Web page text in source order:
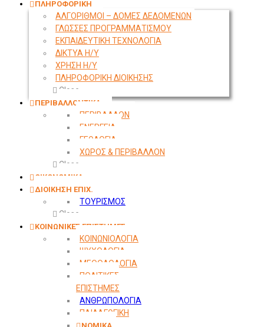
ΠΛΗΡΟΦΟΡΙΚΗ
ΑΛΓΟΡΙΘΜΟΙ – ΔΟΜΕΣ ΔΕΔΟΜΕΝΩΝ
ΓΛΩΣΣΕΣ ΠΡΟΓΡΑΜΜΑΤΙΣΜΟΥ
ΕΚΠΑΙΔΕΥΤΙΚΗ ΤΕΧΝΟΛΟΓΙΑ
ΔΙΚΤΥΑ Η/Υ
ΧΡΗΣΗ Η/Υ
ΠΛΗΡΟΦΟΡΙΚΗ ΔΙΟΙΚΗΣΗΣ
Close
ΠΕΡΙΒΑΛΛΟΝΤΙΚΑ
ΠΕΡΙΒΑΛΛΟΝ
ΕΝΕΡΓΕΙΑ
ΓΕΩΛOΓΙΑ
ΧΩΡΟΣ & ΠΕΡΙΒΑΛΛΟΝ
Close
ΟΙΚΟΝΟΜΙΚΑ
ΔΙΟΙΚΗΣΗ ΕΠΙΧ.
ΤΟΥΡΙΣΜΟΣ
Close
ΚΟΙΝΩΝΙΚΕΣ ΕΠΙΣΤΗΜΕΣ
ΚΟΙΝΩΝΙΟΛΟΓΙΑ
ΨΥΧΟΛΟΓΙΑ
ΜΕΘΟΔΟΛΟΓΙΑ
ΠΟΛΙΤΙΚΕΣ
ΕΠΙΣΤΗΜΕΣ
ΑΝΘΡΩΠΟΛΟΓΙΑ
ΠΑΙΔΑΓΩΓΙΚΗ